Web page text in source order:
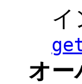
イ
オー